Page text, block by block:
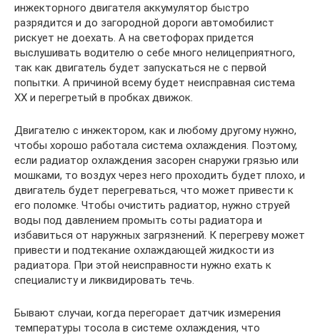
инжекторного двигателя аккумулятор быстро
разрядится и до загородной дороги автомобилист
рискует не доехать. А на светофорах придется
выслушивать водителю о себе много нелицеприятного,
так как двигатель будет запускаться не с первой
попытки. А причиной всему будет неисправная система
ХХ и перегретый в пробках движок.
Двигателю с инжектором, как и любому другому нужно,
чтобы хорошо работала система охлаждения. Поэтому,
если радиатор охлаждения засорен снаружи грязью или
мошками, то воздух через него проходить будет плохо, и
двигатель будет перегреваться, что может привести к
его поломке. Чтобы очистить радиатор, нужно струей
воды под давлением промыть соты радиатора и
избавиться от наружных загрязнений. К перегреву может
привести и подтекание охлаждающей жидкости из
радиатора. При этой неисправности нужно ехать к
специалисту и ликвидировать течь.
Бывают случаи, когда перегорает датчик измерения
температуры тосола в системе охлаждения, что